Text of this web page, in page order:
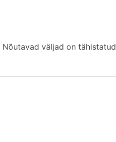
Nõutavad väljad on tähistatud